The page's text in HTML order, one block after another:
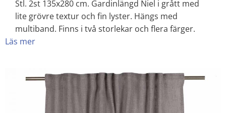
Stl. 2st 135x280 cm. Gardinlängd Niel i grått med
lite grövre textur och fin lyster. Hängs med
multiband. Finns i två storlekar och flera färger.
Läs mer